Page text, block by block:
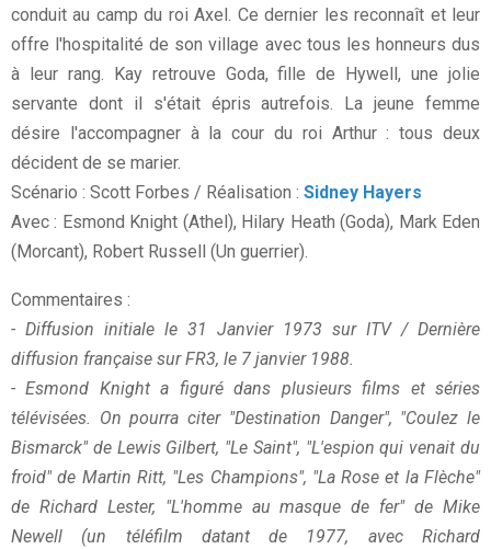
conduit au camp du roi Axel. Ce dernier les reconnaît et leur
offre l'hospitalité de son village avec tous les honneurs dus
à leur rang. Kay retrouve Goda, fille de Hywell, une jolie
servante dont il s'était épris autrefois. La jeune femme
désire l'accompagner à la cour du roi Arthur : tous deux
décident de se marier.
Scénario : Scott Forbes / Réalisation : Sidney Hayers
Avec : Esmond Knight (Athel), Hilary Heath (Goda), Mark Eden
(Morcant), Robert Russell (Un guerrier).
Commentaires :
- Diffusion initiale le 31 Janvier 1973 sur ITV / Dernière
diffusion française sur FR3, le 7 janvier 1988.
-Esmond Knight a figuré dans plusieurs films et séries
télévisées. On pourra citer "Destination Danger", "Coulez le
Bismarck" de Lewis Gilbert, "Le Saint", "L'espion qui venait du
froid" de Martin Ritt, "Les Champions", "La Rose et la Flèche"
de Richard Lester, "L'homme au masque de fer" de Mike
Newell (un téléfilm datant de 1977, avec Richard